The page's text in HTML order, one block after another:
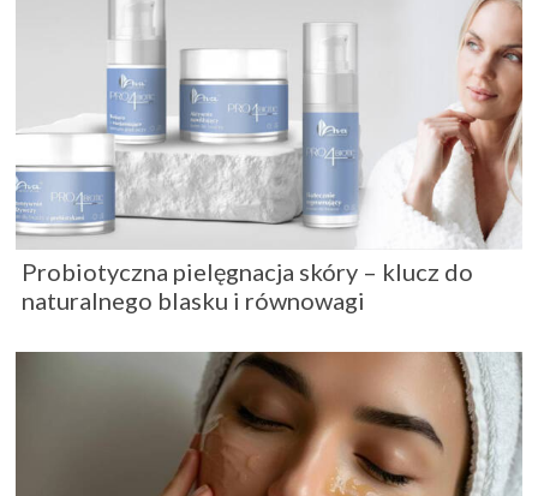
Probiotyczna pielęgnacja skóry – klucz do
naturalnego blasku i równowagi